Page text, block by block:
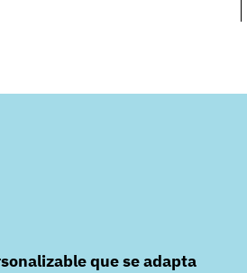
que se adapta